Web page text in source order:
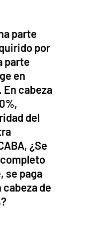
parte
por
parte
en
cabeza
del
¿Se
se paga
de